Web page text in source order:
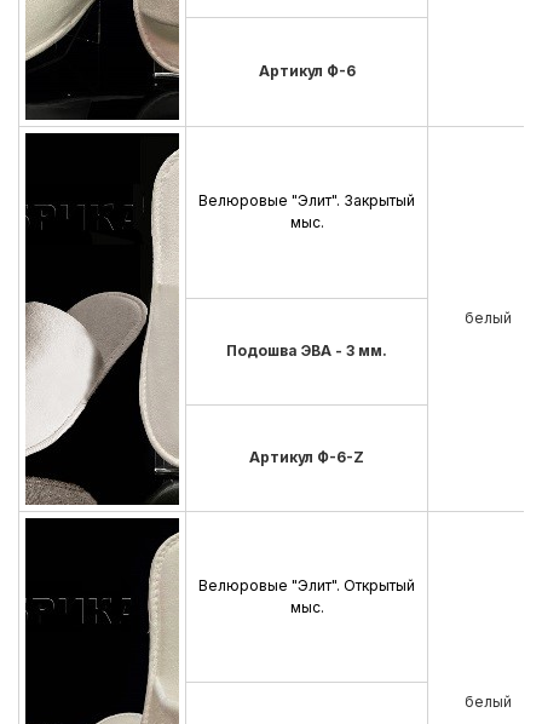
Артикул Ф-6
Велюровые "Элит". Закрытый
мыс.
белый
Подошва ЭВА - 3 мм.
Артикул Ф-6-Z
Велюровые "Элит". Открытый
мыс.
белый